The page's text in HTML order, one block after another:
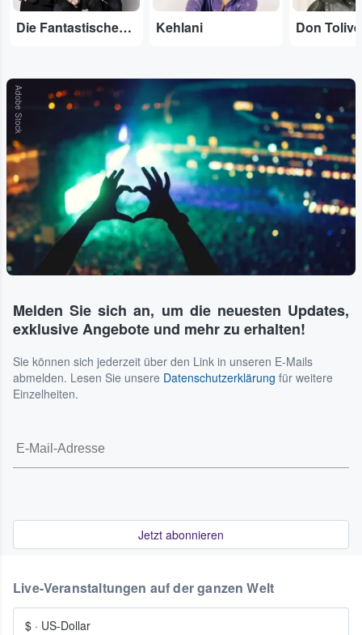
Die Fantastischen Vier Kehlani Don
Adobe Stock
Melden Sie sich an, um die neuesten Updates,
exklusive Angebote und mehr zu erhalten!
Sie können sich jederzeit über den Link in unseren E-Mails
abmelden. Lesen Sie unsere Datenschutzerklärung für weitere
Einzelheiten.
Jetzt abonnieren
Live-Veranstaltungen auf der ganzen Welt
$ · US-Dollar